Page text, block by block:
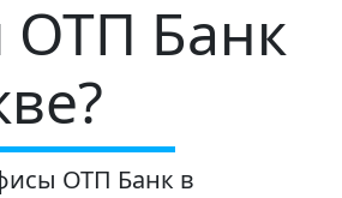
Банк
ОТП Банк в